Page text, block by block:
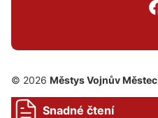
© 2026 Městys Vojnův Městec
Snadné čtení